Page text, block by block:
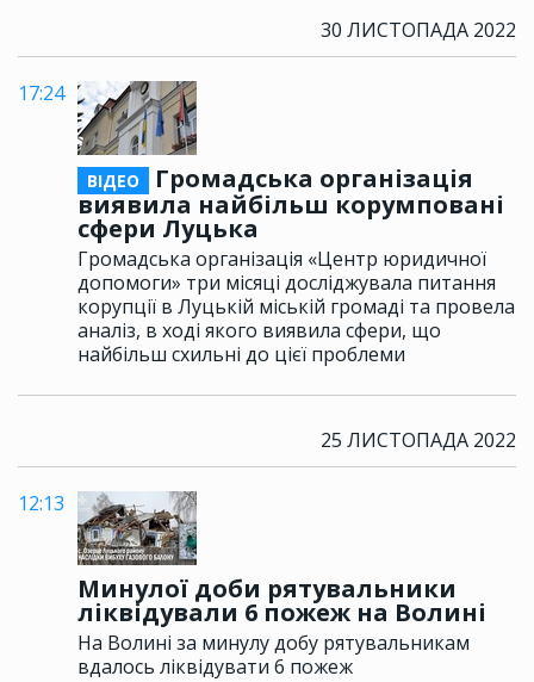
30 ЛИСТОПАДА 2022
17:24
ВІДЕО
Громадська організація
виявила найбільш корумповані
сфери Луцька
Громадська організація «Центр юридичної
допомоги» три місяці досліджувала питання
корупції в Луцькій міській громаді та провела
аналіз, в ході якого виявила сфери, що
найбільш схильні до цієї проблеми
25 ЛИСТОПАДА 2022
12:13
Минулої доби рятувальники
ліквідували 6 пожеж на Волині
На Волині за минулу добу рятувальникам
вдалось ліквідувати 6 пожеж